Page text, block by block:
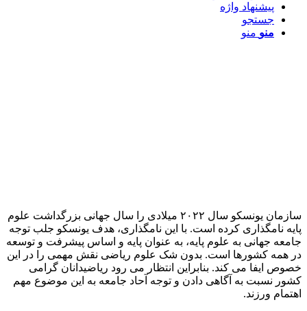
پیشنهاد واژه
جستجو
منو منو
سازمان یونسکو سال ۲۰۲۲ میلادی را سال جهانی بزرگداشت علوم
پایه نامگذاری کرده است. با این نامگذاری، هدف یونسکو جلب توجه
جامعه جهانی به علوم پایه، به عنوان پایه و اساس پیشرفت و توسعه
در همه کشورها است. بدون شک علوم ریاضی نقش مهمی را در این
خصوص ایفا می کند. بنابراین انتظار می رود ریاضیدانان گرامی
کشور نسبت به آگاهی دادن و توجه آحاد جامعه به این موضوع مهم
اهتمام ورزند.